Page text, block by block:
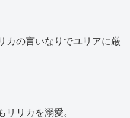
の言いなりでユリアに厳
リカを溺愛。